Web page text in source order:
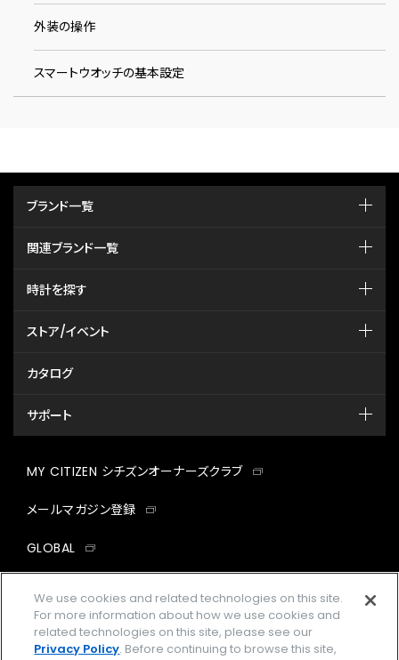
外装の操作
スマートウオッチの基本設定
ブランド一覧
関連ブランド一覧
時計を探す
ストア/イベント
カタログ
サポート
MY CITIZEN シチズンオーナーズクラブ
メールマガジン登録
GLOBAL
facebookinstagramtwitter
We use cookies and related technologies on this site.
For more information about how we use cookies and
related technologies on this site, please see our
Privacy Policy. Before continuing to browse this site,